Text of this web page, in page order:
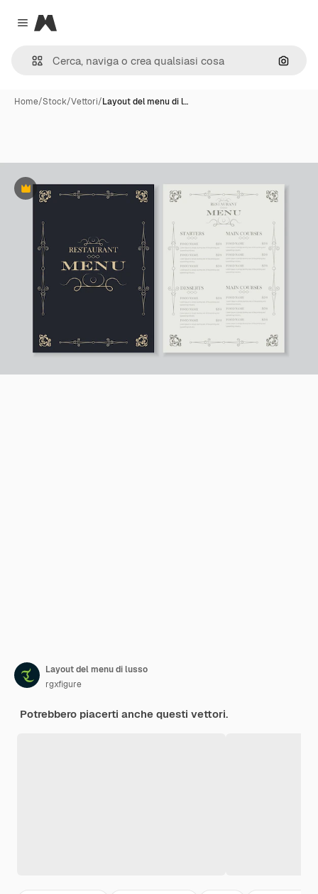
Close menu
Magnific
Cerca
Home/Stock/Vettori/Layout del menu di l…
Premium
Layout del menu di lusso
rgxfigure
Potrebbero piacerti anche questi vettori.